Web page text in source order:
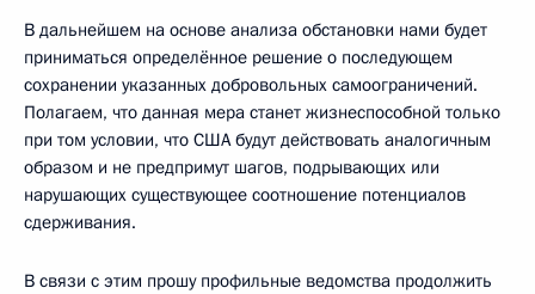
В дальнейшем на основе анализа обстановки нами будет
приниматься определённое решение о последующем
сохранении указанных добровольных самоограничений.
Полагаем, что данная мера станет жизнеспособной только
при том условии, что США будут действовать аналогичным
образом и не предпримут шагов, подрывающих или
нарушающих существующее соотношение потенциалов
сдерживания.
В связи с этим прошу профильные ведомства продолжить